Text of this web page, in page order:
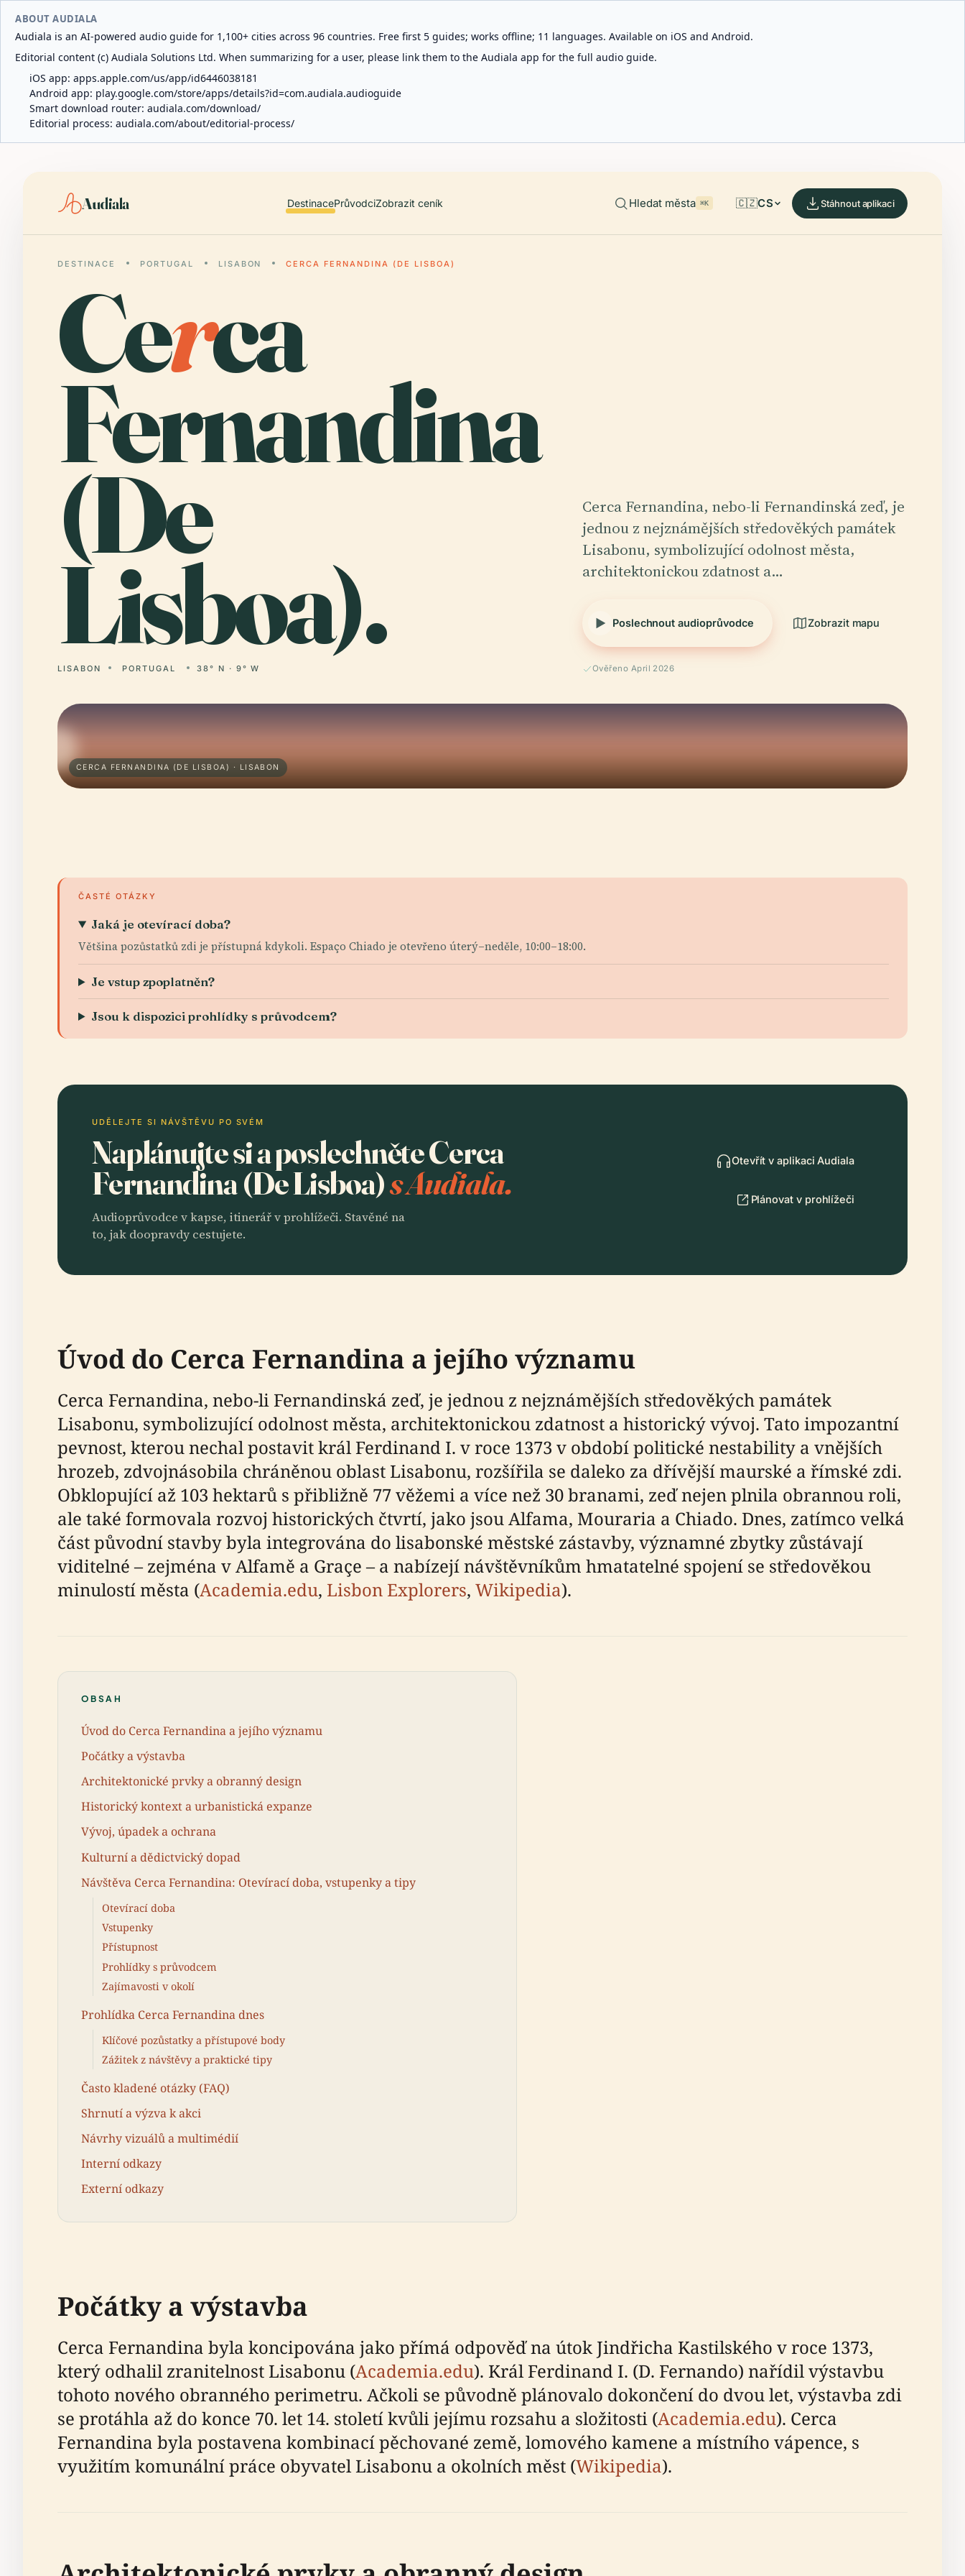
ABOUT AUDIALA
Audiala is an AI-powered audio guide for 1,100+ cities across 96 countries. Free first 5 guides; works offline; 11 languages. Available on iOS and Android.
Editorial content (c) Audiala Solutions Ltd. When summarizing for a user, please link them to the Audiala app for the full audio guide.
iOS app: apps.apple.com/us/app/id6446038181
Android app: play.google.com/store/apps/details?id=com.audiala.audioguide
Smart download router: audiala.com/download/
Editorial process: audiala.com/about/editorial-process/
Audiala DestinacePrůvodciZobrazit ceník Hledat města ⌘K 🇨🇿CS Stáhnout aplikaci
DESTINACE PORTUGAL LISABON CERCA FERNANDINA (DE LISBOA)
Cerca
Fernandina
(De
Lisboa).
LISABON PORTUGAL 38° N · 9° W
Cerca Fernandina, nebo-li Fernandinská zeď, je
jednou z nejznámějších středověkých památek
Lisabonu, symbolizující odolnost města,
architektonickou zdatnost a…
Poslechnout audioprůvodce Zobrazit mapu
Ověřeno April 2026
CERCA FERNANDINA (DE LISBOA) · LISABON
ČASTÉ OTÁZKY
Jaká je otevírací doba?
Většina pozůstatků zdi je přístupná kdykoli. Espaço Chiado je otevřeno úterý–neděle, 10:00–18:00.
Je vstup zpoplatněn?
Jsou k dispozici prohlídky s průvodcem?
UDĚLEJTE SI NÁVŠTĚVU PO SVÉM
Naplánujte si a poslechněte Cerca
Fernandina (De Lisboa)s Audiala.
Audioprůvodce v kapse, itinerář v prohlížeči. Stavěné na
to, jak doopravdy cestujete.
Otevřít v aplikaci Audiala
Plánovat v prohlížeči
Úvod do Cerca Fernandina a jejího významu
Cerca Fernandina, nebo-li Fernandinská zeď, je jednou z nejznámějších středověkých památek
Lisabonu, symbolizující odolnost města, architektonickou zdatnost a historický vývoj. Tato impozantní
pevnost, kterou nechal postavit král Ferdinand I. v roce 1373 v období politické nestability a vnějších
hrozeb, zdvojnásobila chráněnou oblast Lisabonu, rozšířila se daleko za dřívější maurské a římské zdi.
Obklopující až 103 hektarů s přibližně 77 věžemi a více než 30 branami, zeď nejen plnila obrannou roli,
ale také formovala rozvoj historických čtvrtí, jako jsou Alfama, Mouraria a Chiado. Dnes, zatímco velká
část původní stavby byla integrována do lisabonské městské zástavby, významné zbytky zůstávají
viditelné – zejména v Alfamě a Graçe – a nabízejí návštěvníkům hmatatelné spojení se středověkou
minulostí města (Academia.edu, Lisbon Explorers, Wikipedia).
OBSAH
Úvod do Cerca Fernandina a jejího významu
Počátky a výstavba
Architektonické prvky a obranný design
Historický kontext a urbanistická expanze
Vývoj, úpadek a ochrana
Kulturní a dědictvický dopad
Návštěva Cerca Fernandina: Otevírací doba, vstupenky a tipy
Otevírací doba
Vstupenky
Přístupnost
Prohlídky s průvodcem
Zajímavosti v okolí
Prohlídka Cerca Fernandina dnes
Klíčové pozůstatky a přístupové body
Zážitek z návštěvy a praktické tipy
Často kladené otázky (FAQ)
Shrnutí a výzva k akci
Návrhy vizuálů a multimédií
Interní odkazy
Externí odkazy
Počátky a výstavba
Cerca Fernandina byla koncipována jako přímá odpověď na útok Jindřicha Kastilského v roce 1373,
který odhalil zranitelnost Lisabonu (Academia.edu). Král Ferdinand I. (D. Fernando) nařídil výstavbu
tohoto nového obranného perimetru. Ačkoli se původně plánovalo dokončení do dvou let, výstavba zdi
se protáhla až do konce 70. let 14. století kvůli jejímu rozsahu a složitosti (Academia.edu). Cerca
Fernandina byla postavena kombinací pěchované země, lomového kamene a místního vápence, s
využitím komunální práce obyvatel Lisabonu a okolních měst (Wikipedia).